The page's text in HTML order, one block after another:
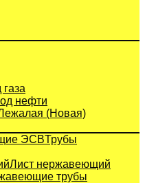
нефти
(Новая)
Трубы
Лист нержавеющий